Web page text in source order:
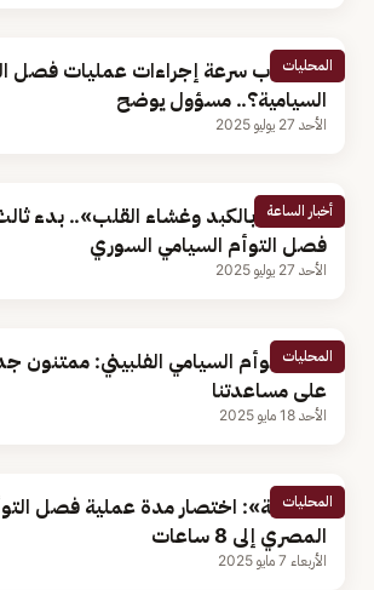
المحليات
ما أسباب سرعة إجراءات عمليات فصل
السيامية؟.. مسؤول يوضح
الأحد 27 يوليو 2025
أخبار الساعة
«اشتراك بالكبد وغشاء القلب».. بدء
فصل التوأم السيامي السوري
الأحد 27 يوليو 2025
المحليات
والد التوأم السيامي الفلبيني: ممتنون
على مساعدتنا
الأحد 18 مايو 2025
المحليات
«الربيعة»: اختصار مدة عملية فصل
المصري إلى 8 ساعات
الأربعاء 7 مايو 2025